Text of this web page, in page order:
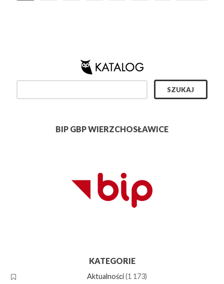
BIP GBP WIERZCHOSŁAWICE
KATEGORIE
Aktualności(1 173)